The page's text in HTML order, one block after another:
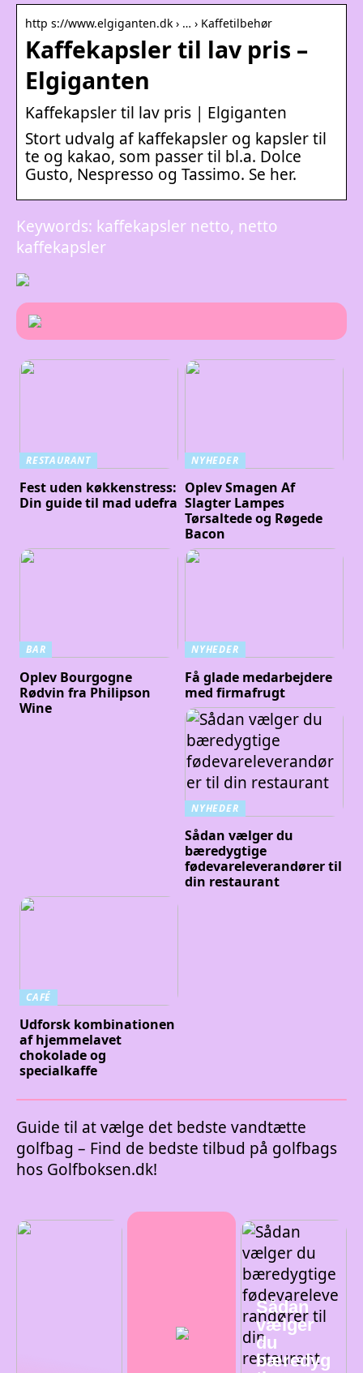
http s://www.elgiganten.dk › … › Kaffetilbehør
Kaffekapsler til lav pris –
Elgiganten
Kaffekapsler til lav pris | Elgiganten
Stort udvalg af kaffekapsler og kapsler til
te og kakao, som passer til bl.a. Dolce
Gusto, Nespresso og Tassimo. Se her.
Keywords: kaffekapsler netto, netto
kaffekapsler
RESTAURANT
Fest uden køkkenstress:
Din guide til mad udefra
NYHEDER
Oplev Smagen Af
Slagter Lampes
Tørsaltede og Røgede
Bacon
BAR
Oplev Bourgogne
Rødvin fra Philipson
Wine
NYHEDER
Få glade medarbejdere
med firmafrugt
NYHEDER
Sådan vælger du
bæredygtige
fødevareleverandører til
din restaurant
CAFÉ
Udforsk kombinationen
af hjemmelavet
chokolade og
specialkaffe
Guide til at vælge det bedste vandtætte
golfbag – Find de bedste tilbud på golfbags
hos Golfboksen.dk!
Sådan
vælger
du
bæredyg